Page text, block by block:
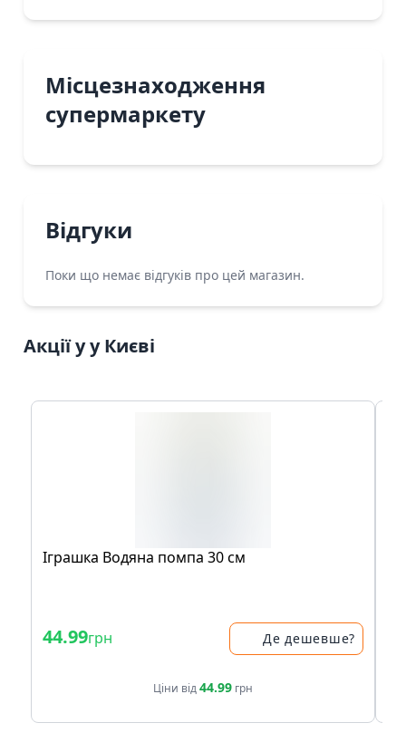
Місцезнаходження
супермаркету
Відгуки
Поки що немає відгуків про цей магазин.
Акції у у Києві
Іграшка Водяна помпа 30 см
44.99грн Де дешевше?
Ціни від44.99 грн